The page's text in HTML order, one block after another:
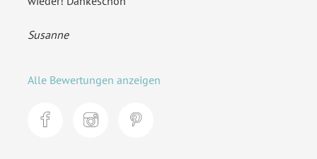
Susanne
Alle Bewertungen anzeigen